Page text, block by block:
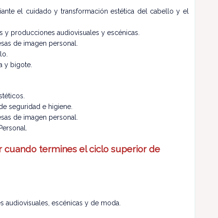
el cuidado y transformación estética del cabello y el
producciones audiovisuales y escénicas.
de imagen personal.
y bigote.
seguridad e higiene.
de imagen personal.
cuando termines el ciclo superior de
escénicas y de moda.